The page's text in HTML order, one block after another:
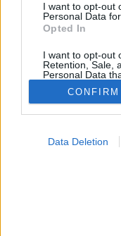
I want to opt-out
Personal Data
Opted In
I want to opt-out
Retention, Sale,
Personal Data
Purposes for
Opted Out
CONFIRM
Data Deletion
Természetes
2024. szeptember